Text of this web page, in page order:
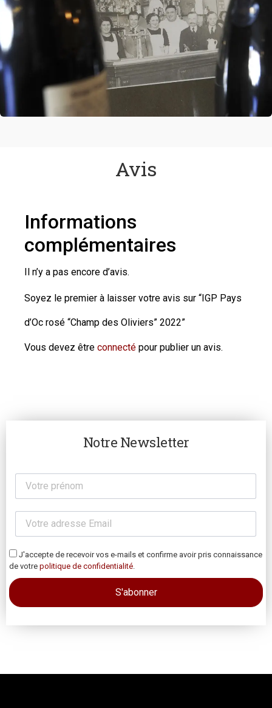
Avis
Informations
complémentaires
Il n’y a pas encore d’avis.
Soyez le premier à laisser votre avis sur “IGP Pays
d’Oc rosé “Champ des Oliviers” 2022”
Vous devez être connecté pour publier un avis.
Notre Newsletter
J'accepte de recevoir vos e-mails et confirme avoir pris connaissance
de votre politique de confidentialité.